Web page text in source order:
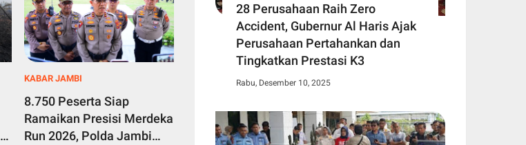
KABAR JAMBI
8.750 Peserta Siap
Ramaikan Presisi Merdeka
Run 2026, Polda Jambi
28 Perusahaan Raih Zero
Accident, Gubernur Al Haris Ajak
Perusahaan Pertahankan dan
Tingkatkan Prestasi K3
Rabu, Desember 10, 2025